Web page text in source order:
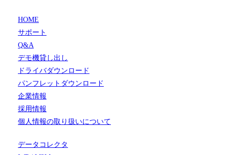
HOME
サポート
Q&A
デモ機貸し出し
ドライバダウンロード
パンフレットダウンロード
企業情報
採用情報
個人情報の取り扱いについて
データコレクタ